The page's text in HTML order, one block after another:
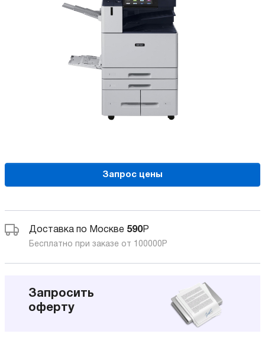
Запрос цены
Доставка по Москве 590Р
Бесплатно при заказе от 100000 Р
Запросить
оферту